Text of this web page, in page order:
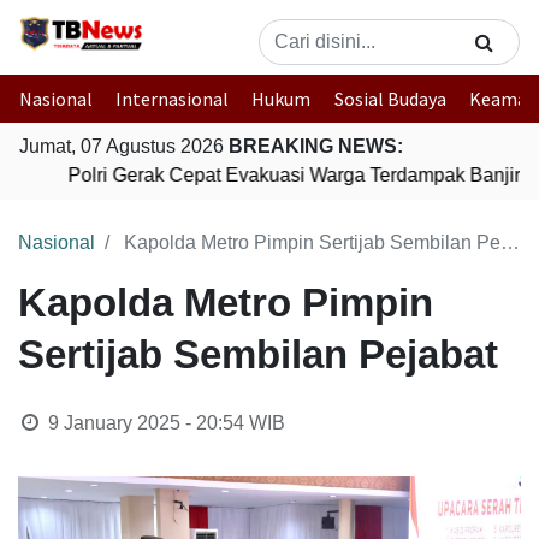
Nasional Internasional Hukum Sosial Budaya
Jumat, 07 Agustus 2026 BREAKING NEWS:
Polri Gerak Cepat Evakuasi Warga Terdampak Banjir di
Nasional Kapolda Metro Pimpin Sertijab Sembilan Pejabat
Kapolda Metro Pimpin
Sertijab Sembilan Pejabat
9 January 2025 - 20:54WIB